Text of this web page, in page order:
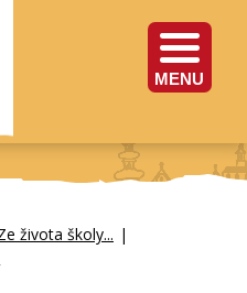
MENU
života školy... |